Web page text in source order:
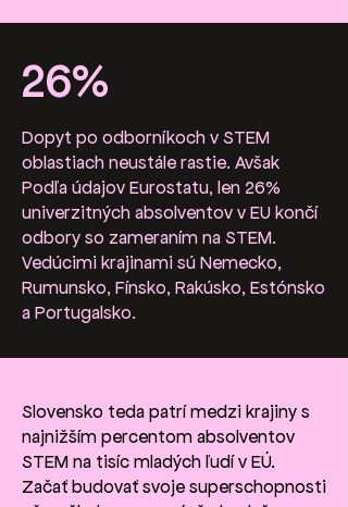
26%
Dopyt po odborníkoch v STEM
oblastiach neustále rastie. Avšak
Podľa údajov Eurostatu, len 26%
univerzitných absolventov v EU končí
odbory so zameraním na STEM.
Vedúcimi krajinami sú Nemecko,
Rumunsko, Fínsko, Rakúsko, Estónsko
a Portugalsko.
Slovensko teda patrí medzi krajiny s
najnižším percentom absolventov
STEM na tisíc mladých ľudí v EÚ.
Začať budovať svoje superschopnosti